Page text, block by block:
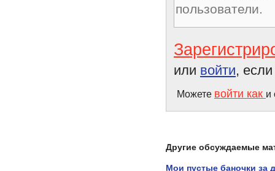
или войти,
Можете войти как и
Другие обсуждаемые
Мои пустые баночки за